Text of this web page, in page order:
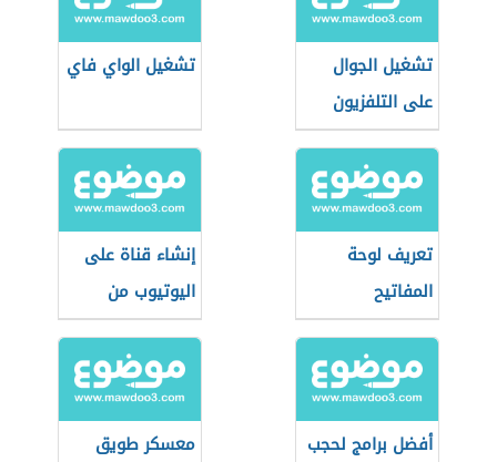
تشغيل الجوال
على التلفزيون
تشغيل الواي فاي
تعريف لوحة
المفاتيح
إنشاء قناة على
اليوتيوب من
الهاتف
أفضل برامج لحجب
معسكر طويق